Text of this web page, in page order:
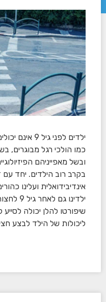
לא
ילדים לפני
כמו הולכי רגל מבוגרים,
בקרב רוב הילדים. יחד
אינדיבידואלית ועלינו
ילדינו
שיפורטו להלן יכולה
ליכולות של הילד לבצע